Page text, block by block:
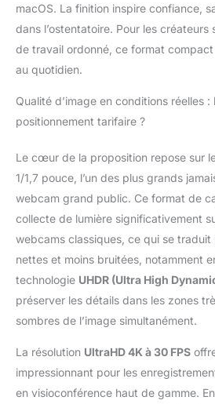
la
ligne en
FPS non
Ultra HD
que
des
possible,
d'une
ou le
mondes,
Pro Ultra
variété
votre
macOS. La finition inspire confiance,
dans l’ostentatoire. Pour les créateurs
de travail ordonné, ce format
au quotidien.
Qualité d’image en conditions réelles
positionnement tarifaire ?
Le cœur de la proposition repose sur
1/1,7 pouce, l’un des plus grands
webcam grand public. Ce format de
collecte de lumière significativement
webcams classiques, ce qui se
nettes et moins bruitées, notamment
technologie UHDR (Ultra High
préserver les détails dans les zones
sombres de l’image simultanément.
La résolution UltraHD 4K à 30 FPS
impressionnant pour les
en visioconférence haut de gamme.